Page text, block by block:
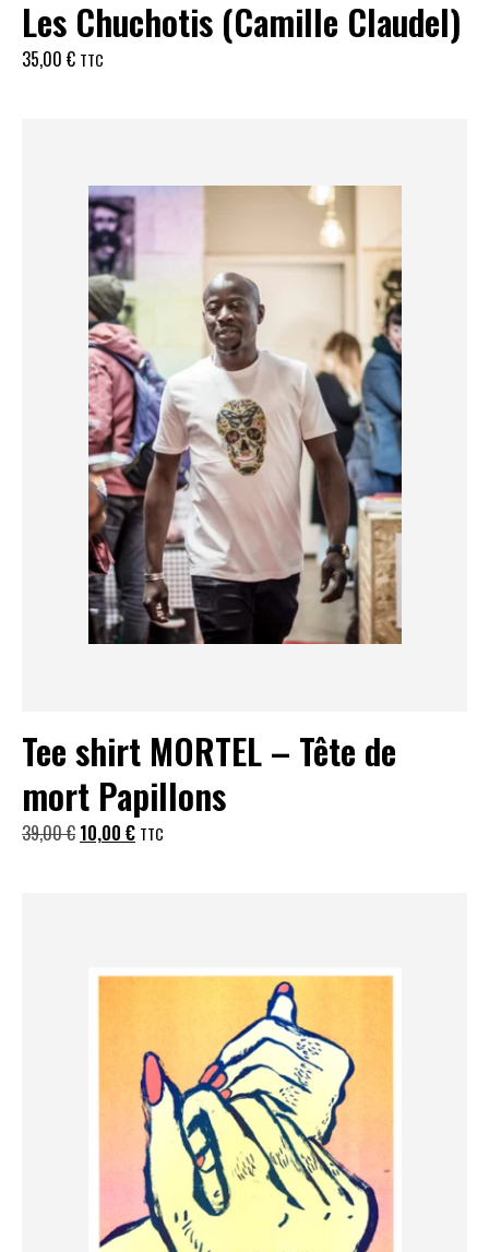
Les Chuchotis (Camille Claudel)
35,00 € TTC
Tee shirt MORTEL – Tête de
mort Papillons
39,00€ Le
10,00 €LeTTC